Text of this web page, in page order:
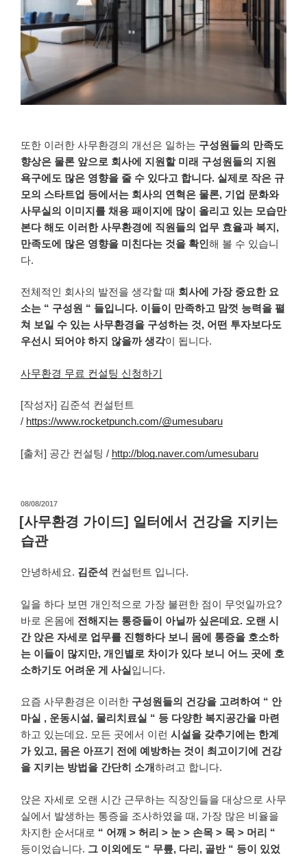
또한 이러한 사무환경의 개선은 일하는 구성원들의 만족도
향상은 물론 앞으로 회사에 지원할 미래 구성원들의 지원
욕구에도 많은 영향을 줄 수 있다고 합니다. 실제로 작은 규
모의 스타트업 등에서는 회사의 연혁은 물론, 기업 문화와
사무실의 이미지를 채용 패이지에 많이 올리고 있는 모습만
본다 해도 이러한 사무환경에 직원들의 업무 효율과 복지,
만족도에 많은 영향을 미친다는 것을 확인해 볼 수 있습니
다.
전체적인 회사의 발전을 생각할 때 회사에 가장 중요한 요
소는 “ 구성원 “ 들입니다. 이들이 만족하고 맘껏 능력을 펼
쳐 보일 수 있는 사무환경을 구성하는 것, 어떤 투자보다도
우선시 되어야 하지 않을까 생각이 됩니다.
사무환경 무료 컨설팅 신청하기
[작성자] 김준석 컨설턴트
/ https://www.rocketpunch.com/@umesubaru
[출처] 공간 컨설팅 / http://blog.naver.com/umesubaru
작
성
일
자
08/08/2017
[사무환경 가이드] 일터에서 건강을 지키는
습관
안녕하세요. 김준석 컨설턴트 입니다.
일을 하다 보면 개인적으로 가장 불편한 점이 무엇일까요?
바로 온몸에 전해지는 통증들이 아닐까 싶은데요. 오랜 시
간 앉은 자세로 업무를 진행하다 보니 몸에 통증을 호소하
는 이들이 많지만, 개인별로 차이가 있다 보니 어느 곳에 호
소하기도 어려운 게 사실입니다.
요즘 사무환경은 이러한 구성원들의 건강을 고려하여 “ 안
마실 , 운동시설, 물리치료실 “ 등 다양한 복지공간을 마련
하고 있는데요. 모든 곳에서 이런 시설을 갖추기에는 한계
가 있고, 몸은 아프기 전에 예방하는 것이 최고이기에 건강
을 지키는 방법을 간단히 소개하려고 합니다.
앉은 자세로 오랜 시간 근무하는 직장인들을 대상으로 사무
실에서 발생하는 통증을 조사하였을 때, 가장 많은 비율을
차지한 순서대로 “ 어깨 > 허리 > 눈 > 손목 > 목 > 머리 “
등이었습니다. 그 이외에도 “ 무릎, 다리, 골반 “ 등이 있었